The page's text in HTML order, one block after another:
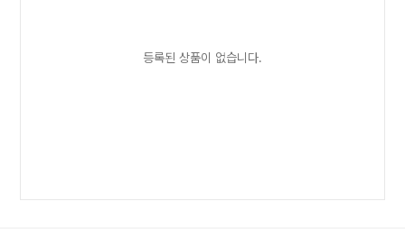
등록된 상품이 없습니다.